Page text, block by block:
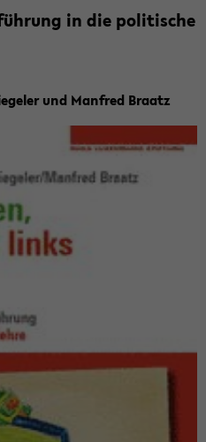
in die po­li­ti­sche
und Man­fred Braatz